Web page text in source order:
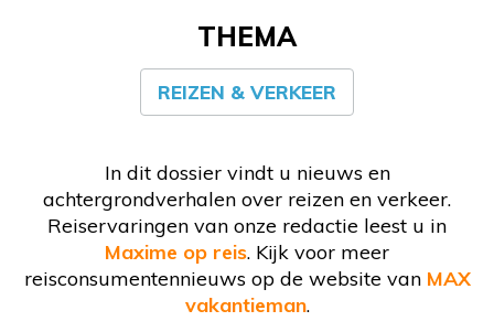
THEMA
REIZEN & VERKEER
In dit dossier vindt u nieuws en
achtergrondverhalen over reizen en verkeer.
Reiservaringen van onze redactie leest u in
Maxime op reis. Kijk voor meer
reisconsumentennieuws op de website van MAX
vakantieman.